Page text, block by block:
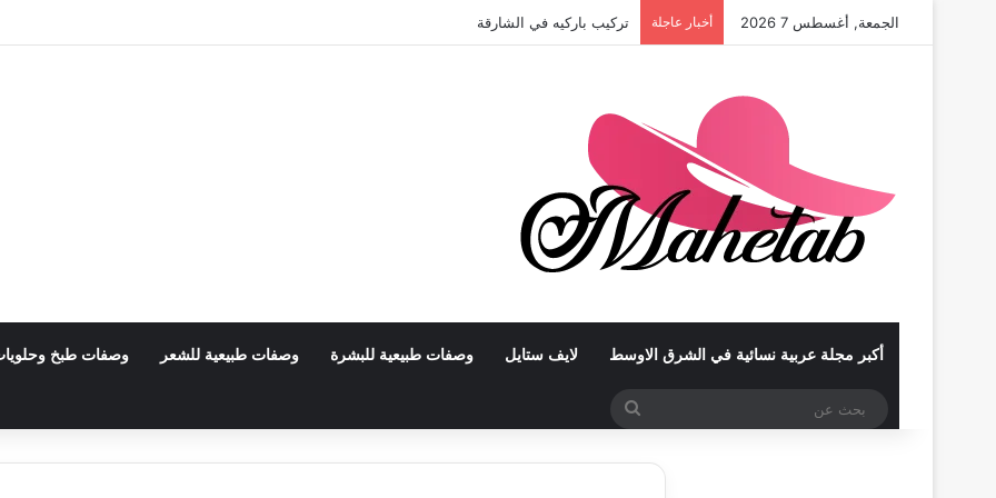
الجمعة, أغسطس 7 2026 أخبار عاجلة تركيب باركيه في الشارقة
أكبر مجلة عربية نسائية في الشرق الاوسط لايف ستايل وصفات طبيعية للبشرة وصفات طبيعية للشعر وصفات طبخ
بحث